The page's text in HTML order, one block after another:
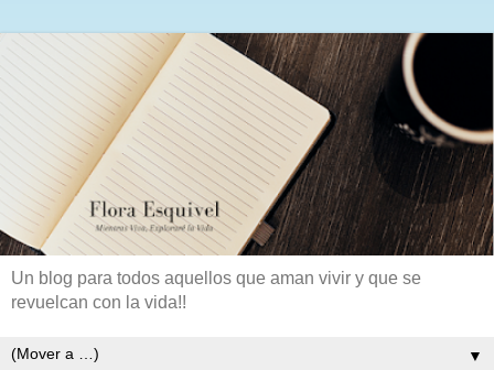
Un blog para todos aquellos que aman vivir y que se
revuelcan con la vida!!
▼